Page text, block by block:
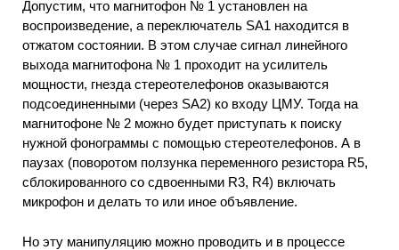
Допустим, что магнитофон № 1 установлен на
воспроизведение, а переключатель SA1 находится в
отжатом состоянии. В этом случае сигнал линейного
выхода магнитофона № 1 проходит на усилитель
мощности, гнезда стереотелефонов оказываются
подсоединенными (через SA2) ко входу ЦМУ. Тогда на
магнитофоне № 2 можно будет приступать к поиску
нужной фонограммы с помощью стереотелефонов. А в
паузах (поворотом ползунка переменного резистора R5,
сблокированного со сдвоенными R3, R4) включать
микрофон и делать то или иное объявление.
Но эту манипуляцию можно проводить и в процессе